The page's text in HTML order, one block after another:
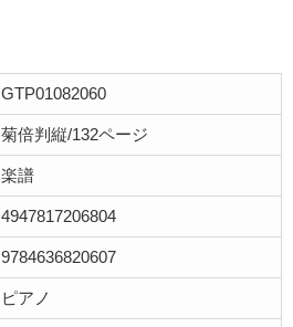
GTP01082060
菊倍判縦/132ページ
楽譜
4947817206804
9784636820607
ピアノ